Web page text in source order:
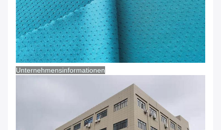
Unternehmensinformationen